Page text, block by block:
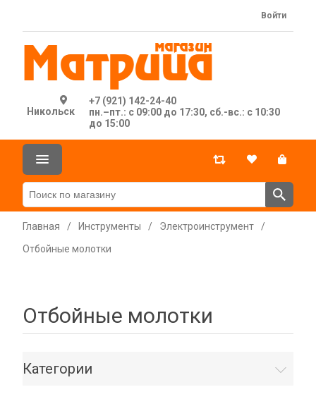
Никольск
+7 (921) 142-24-40
пн.–пт.: с 09:00 до 17:30, сб.-вс.: с 10:30
до 15:00
Войти
Главная / Инструменты / Электроинструмент
/
Отбойные молотки
Отбойные молотки
Категории